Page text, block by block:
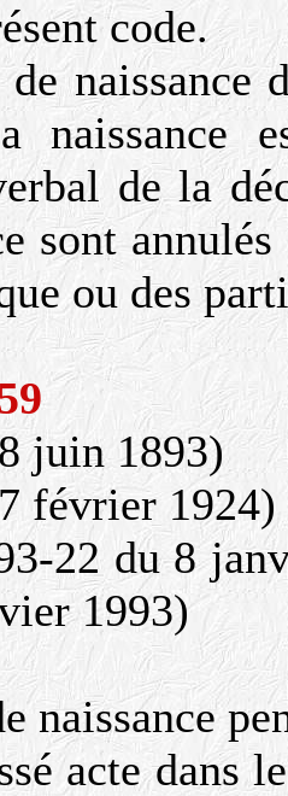
code.
naissance
naissance
de la
sont
ou des
juin 1893)
février 1924)
22 du 8
1993)
naissance
acte dans